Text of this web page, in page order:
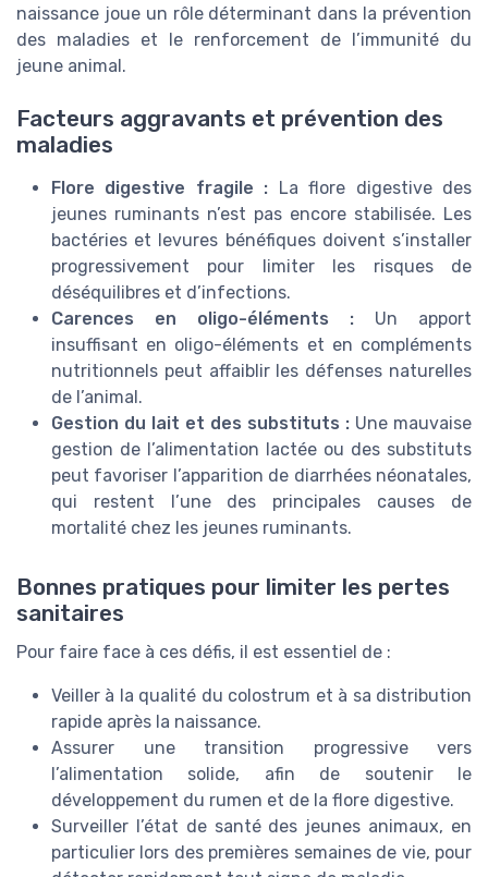
naissance joue un rôle déterminant dans la prévention
des maladies et le renforcement de l’immunité du
jeune animal.
Facteurs aggravants et prévention des
maladies
Flore digestive fragile : La flore digestive des
jeunes ruminants n’est pas encore stabilisée. Les
bactéries et levures bénéfiques doivent s’installer
progressivement pour limiter les risques de
déséquilibres et d’infections.
Carences en oligo-éléments : Un apport
insuffisant en oligo-éléments et en compléments
nutritionnels peut affaiblir les défenses naturelles
de l’animal.
Gestion du lait et des substituts : Une mauvaise
gestion de l’alimentation lactée ou des substituts
peut favoriser l’apparition de diarrhées néonatales,
qui restent l’une des principales causes de
mortalité chez les jeunes ruminants.
Bonnes pratiques pour limiter les pertes
sanitaires
Pour faire face à ces défis, il est essentiel de :
Veiller à la qualité du colostrum et à sa distribution
rapide après la naissance.
Assurer une transition progressive vers
l’alimentation solide, afin de soutenir le
développement du rumen et de la flore digestive.
Surveiller l’état de santé des jeunes animaux, en
particulier lors des premières semaines de vie, pour